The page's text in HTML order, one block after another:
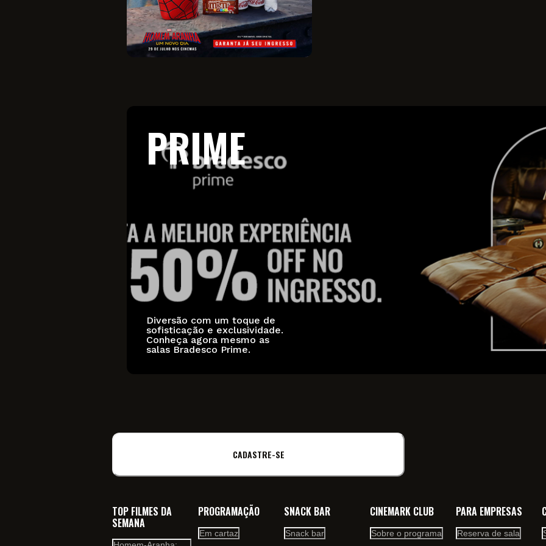
PRIME
Diversão com um toque de
sofisticação e exclusividade.
Conheça agora mesmo as
salas Bradesco Prime.
CADASTRE-SE
TOP FILMES DA
SEMANA
PROGRAMAÇÃO
Em cartaz
SNACK BAR
Snack bar
CINEMARK CLUB
Sobre o programa
PARA EMPRESAS
Reserva de sala